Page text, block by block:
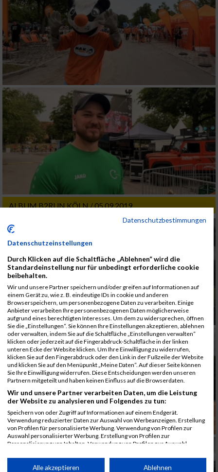
ALBUM B2RUN KÖLN / 05.09.2019
Datenschutzbestimmungen
Datenschutzeinstellungen
Durch Klicken auf die Schaltfläche „Ablehnen“ wird die
Standardeinstellung nur für unbedingt erforderliche cookie
beibehalten.
Wir und unsere Partner speichern und/oder greifen auf Informationen auf
einem Gerät zu, wie z. B. eindeutige IDs in cookie und anderen
Browserspeichern, um personenbezogene Daten zu verarbeiten. Einige
Anbieter verarbeiten Ihre personenbezogenen Daten möglicherweise
aufgrund eines berechtigten Interesses. Um dem zu widersprechen, öffnen
Sie die „Einstellungen“. Sie können Ihre Einstellungen akzeptieren, ablehnen
oder verwalten, indem Sie auf die Schaltfläche „Einstellungen verwalten“
klicken oder jederzeit auf die Fingerabdruck-Schaltfläche in der linken
unteren Ecke der Website klicken. Um Ihre Einwilligung zu widerrufen,
klicken Sie auf den Fingerabdruck oder den Link in der Fußzeile der Website
und klicken Sie auf den Menüpunkt „Meine Daten“. Auf dieser Seite können
Sie Ihre Einwilligung widerrufen. Diese Entscheidungen werden unseren
Partnern mitgeteilt und haben keinen Einfluss auf die Browserdaten.
Wir und unsere Partner verarbeiten Daten, um die Leistung
der Website zu analysieren und Folgendes zu tun:
Speichern von oder Zugriff auf Informationen auf einem Endgerät.
Verwendung reduzierter Daten zur Auswahl von Werbeanzeigen. Erstellung
von Profilen für personalisierte Werbung. Verwendung von Profilen zur
Auswahl personalisierter Werbung. Erstellung von Profilen zur
Personalisierung von Inhalten. Verwendung von Profilen zur Auswahl
Performance von Inhalten. Analyse von Zielgruppen durch Statistiken oder
Kombinationen von Daten aus verschiedenen Quellen. Entwicklung und
Alle akzeptieren Ablehnen